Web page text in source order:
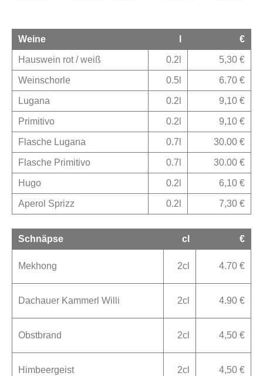
Weine €
Hauswein rot / weiß 0.2l 5,30 €
Weinschorle 0.5l 6.70 €
Lugana 0.2l 9,10 €
Primitivo 0.2l 9,10 €
Flasche Lugana 0.7l 30.00 €
Flasche Primitivo 0.7l 30.00 €
Hugo 0.2l 6,10 €
Aperol Sprizz 0.2l 7,30 €
Schnäpse cl €
Mekhong 2cl 4.70 €
Dachauer Kammerl Willi 2cl 4.90 €
Obstbrand 2cl 4,50 €
Himbeergeist 2cl 4,50 €